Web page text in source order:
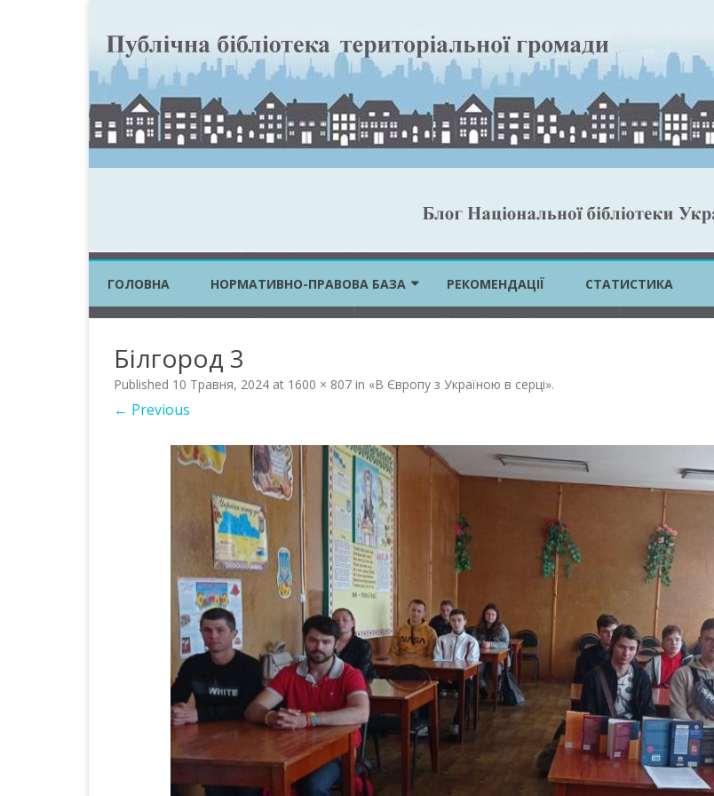
to
ГОЛОВНА НОРМАТИВНО-ПРАВОВА БАЗА
ПОСТАНОВИ КМУ
РЕКОМЕНДАЦІЇ СТАТИСТИКА
Білгород 3
Published 10 Травня, 2024 at 1600 × 807 in «В Європу з Україною в серці».
← Previous